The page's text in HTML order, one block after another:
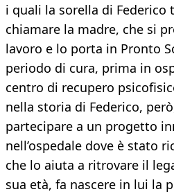
i quali la sorella di Federico
chiamare la madre, che si
lavoro e lo porta in Pronto
periodo di cura, prima in
centro di recupero
nella storia di Federico,
partecipare a un progetto
nell’ospedale dove è stato
che lo aiuta a ritrovare il
sua età, fa nascere in lui la